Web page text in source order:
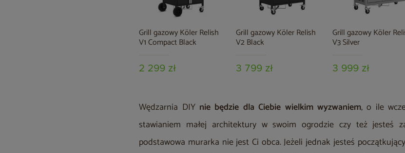
Grill gazowy Köler Relish
V1 Compact Black
2 299 zł
Grill gazowy Köler Relish
V2 Black
3 799 zł
Grill gazowy Köler
V3 Silver
3 999 zł
Wędzarnia DIY nie będzie dla Ciebie wielkim wyzwaniem, o ile
stawianiem małej architektury w swoim ogrodzie czy też jesteś
podstawowa murarka nie jest Ci obca. Jeżeli jednak jesteś